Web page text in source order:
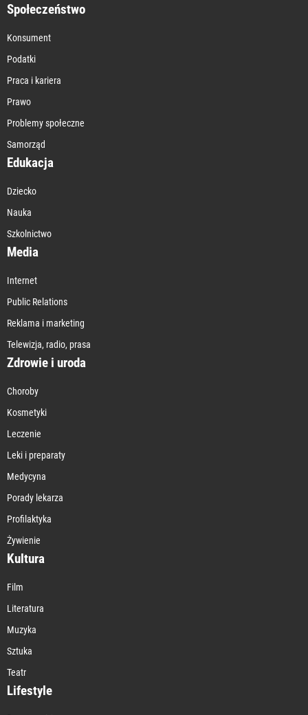
Społeczeństwo
Konsument
Podatki
Praca i kariera
Prawo
Problemy społeczne
Samorząd
Edukacja
Dziecko
Nauka
Szkolnictwo
Media
Internet
Public Relations
Reklama i marketing
Telewizja, radio, prasa
Zdrowie i uroda
Choroby
Kosmetyki
Leczenie
Leki i preparaty
Medycyna
Porady lekarza
Profilaktyka
Żywienie
Kultura
Film
Literatura
Muzyka
Sztuka
Teatr
Lifestyle